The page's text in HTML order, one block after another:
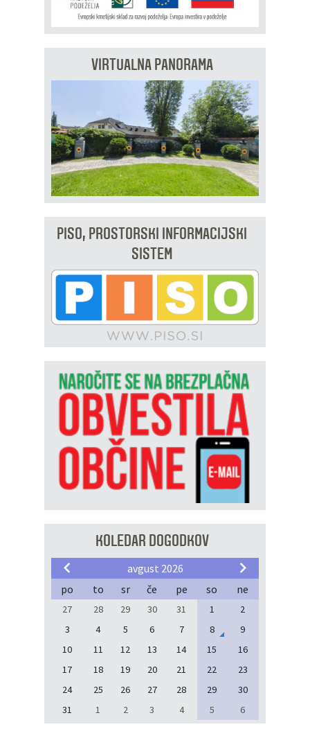
VIRTUALNA PANORAMA
PISO, PROSTORSKI INFORMACIJSKI
SISTEM
KOLEDAR DOGODKOV
avgust 2026
po
to sr če pe so ne
27 28 29 30 31 1
2
3
4 5 6 7 8
9
10
11 12 13 14 15
16
17
18 19 20 21 22
23
24
25 26 27 28 29
30
31
1 2 3 4 5 6